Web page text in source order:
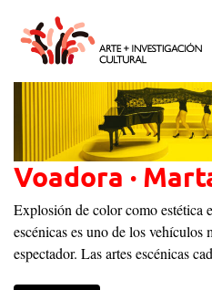
content
Voadora ·
Explosión de color como estética
escénicas es uno de los vehículos
espectador. Las artes escénicas